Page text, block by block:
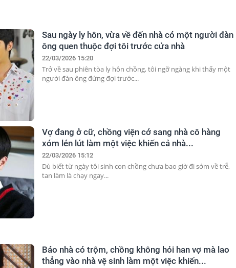
Sau ngày ly hôn, vừa về đến nhà có một người đàn
ông quen thuộc đợi tôi trước cửa nhà
22/03/2026 15:20
Trở về sau phiên tòa ly hôn chồng, tôi ngỡ ngàng khi thấy một
người đàn ông đứng đợi trước...
Vợ đang ở cữ, chồng viện cớ sang nhà cô hàng
xóm lén lút làm một việc khiến cả nhà...
22/03/2026 15:12
Dù biết từ ngày tôi sinh con chồng chưa bao giờ đi sớm về trễ,
tan làm là chạy ngay...
Báo nhà có trộm, chồng không hỏi han vợ mà lao
thẳng vào nhà vệ sinh làm một việc khiến...